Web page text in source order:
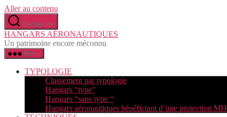
Aller au contenu
Recherche
HANGARS AÉRONAUTIQUES
Un patrimoine encore méconnu
Menu
TYPOLOGIE
Classement par typologie
Hangars “type”
Hangars “sans type “
Hangars aéronautiques bénéficiant d’une protection MH